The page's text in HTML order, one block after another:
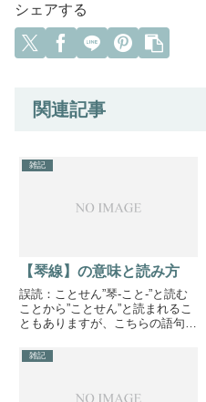
シェアする
関連記事
雑記
【琴線】の意味と読み方
誤読：ことせん”琴-こと-”と読む
ことから”ことせん”と読まれるこ
ともありますが、こちらの語句は
りも言葉の使用方法の誤りがよく
起こっているようです。最近は気
る際にも用いられているよ...
雑記